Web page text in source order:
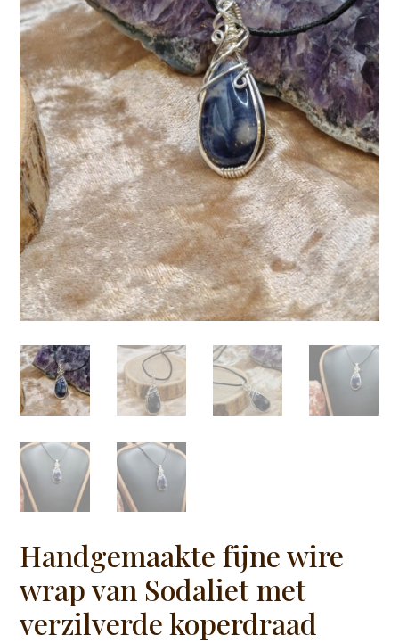
Handgemaakte fijne wire
wrap van Sodaliet met
verzilverde koperdraad